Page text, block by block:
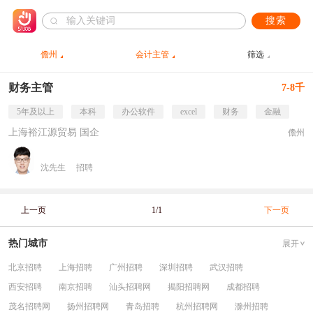
搜索
儋州 会计主管 筛选
财务主管 7-8千
5年及以上 本科 办公软件 excel 财务 金融
上海裕江源贸易 国企 儋州
沈先生 招聘
上一页 1/1 下一页
热门城市 展开
北京招聘 上海招聘 广州招聘 深圳招聘
武汉招聘
西安招聘
南京招聘 汕头招聘网 揭阳招聘网
成都招聘
茂名招聘网
扬州招聘网 青岛招聘 杭州招聘网
滁州招聘